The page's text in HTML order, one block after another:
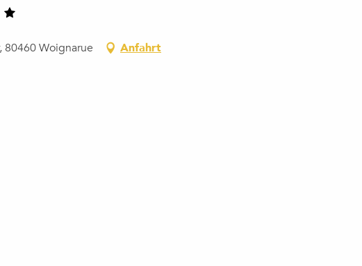
Woignarue Anfahrt